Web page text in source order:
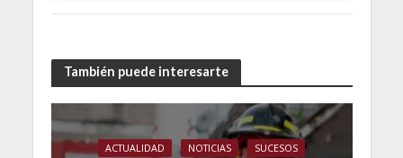
También puede interesarte
ACTUALIDAD NOTICIAS SUCESOS